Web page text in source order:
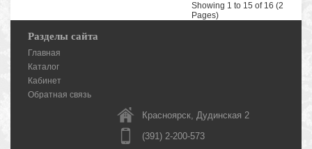
Showing 1 to 15 of 16 (2
Pages)
Разделы сайта
Главная
Каталог
Кабинет
Обратная связь
Красноярск, Дудинская 2
(391) 2-200-573